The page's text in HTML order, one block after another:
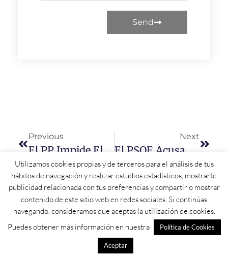
Send
Previous Next
Utilizamos cookies propias y de terceros para el análisis de tus
hábitos de navegación y realizar estudios estadísticos, mostrarte
publicidad relacionada con tus preferencias y compartir o mostrar
contenido de este sitio web en redes sociales. Si continúas
navegando, consideramos que aceptas la utilización de cookies.
Puedes obtener más información en nuestra
Política de Cookies
Aceptar